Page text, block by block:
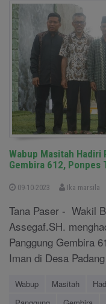
Wabup Masitah Hadiri
Gembira 612, Ponpes
09-10-2023 Ika marsila
Tana Paser - Wakil
Assegaf.SH.
Panggung Gembira
Iman di Desa
Wabup Masitah